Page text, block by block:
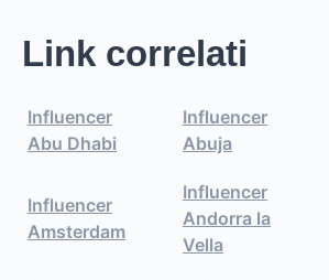
Link correlati
Influencer
Abu Dhabi
Influencer
Abuja
Influencer
Amsterdam
Influencer
Andorra la
Vella